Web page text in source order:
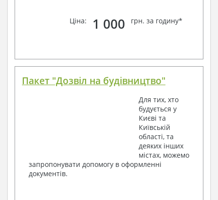
Ціна: 1 000 грн. за годину*
Пакет "Дозвіл на будівництво"
Для тих, хто
будується у
Києві та
Київській
області, та
деяких інших
містах, можемо
запропонувати допомогу в оформленні
документів.